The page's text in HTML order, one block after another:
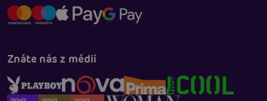
Znáte nás z médií